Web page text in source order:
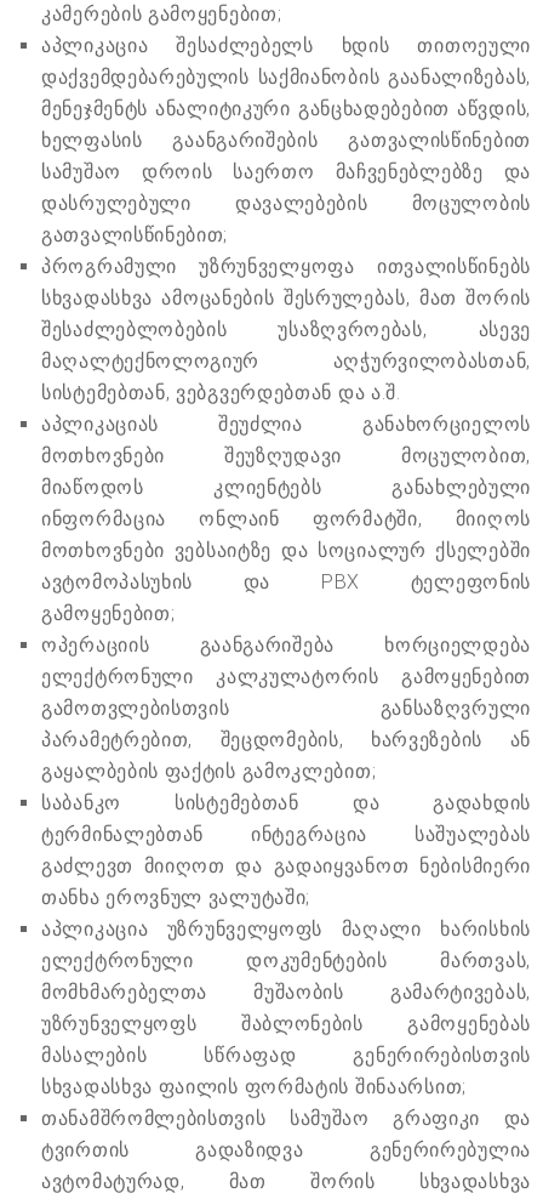
კამერების გამოყენებით;
აპლიკაცია შესაძლებელს ხდის თითოეული
დაქვემდებარებულის საქმიანობის გაანალიზებას,
მენეჯმენტს ანალიტიკური განცხადებებით აწვდის,
ხელფასის გაანგარიშების გათვალისწინებით
სამუშაო დროის საერთო მაჩვენებლებზე და
დასრულებული დავალებების მოცულობის
გათვალისწინებით;
პროგრამული უზრუნველყოფა ითვალისწინებს
სხვადასხვა ამოცანების შესრულებას, მათ შორის
შესაძლებლობების უსაზღვროებას, ასევე
მაღალტექნოლოგიურ აღჭურვილობასთან,
სისტემებთან, ვებგვერდებთან და ა.შ.
აპლიკაციას შეუძლია განახორციელოს
მოთხოვნები შეუზღუდავი მოცულობით,
მიაწოდოს კლიენტებს განახლებული
ინფორმაცია ონლაინ ფორმატში, მიიღოს
მოთხოვნები ვებსაიტზე და სოციალურ ქსელებში
ავტომოპასუხის და PBX ტელეფონის
გამოყენებით;
ოპერაციის გაანგარიშება ხორციელდება
ელექტრონული კალკულატორის გამოყენებით
გამოთვლებისთვის განსაზღვრული
პარამეტრებით, შეცდომების, ხარვეზების ან
გაყალბების ფაქტის გამოკლებით;
საბანკო სისტემებთან და გადახდის
ტერმინალებთან ინტეგრაცია საშუალებას
გაძლევთ მიიღოთ და გადაიყვანოთ ნებისმიერი
თანხა ეროვნულ ვალუტაში;
აპლიკაცია უზრუნველყოფს მაღალი ხარისხის
ელექტრონული დოკუმენტების მართვას,
მომხმარებელთა მუშაობის გამარტივებას,
უზრუნველყოფს შაბლონების გამოყენებას
მასალების სწრაფად გენერირებისთვის
სხვადასხვა ფაილის ფორმატის შინაარსით;
თანამშრომლებისთვის სამუშაო გრაფიკი და
ტვირთის გადაზიდვა გენერირებულია
ავტომატურად, მათ შორის სხვადასხვა